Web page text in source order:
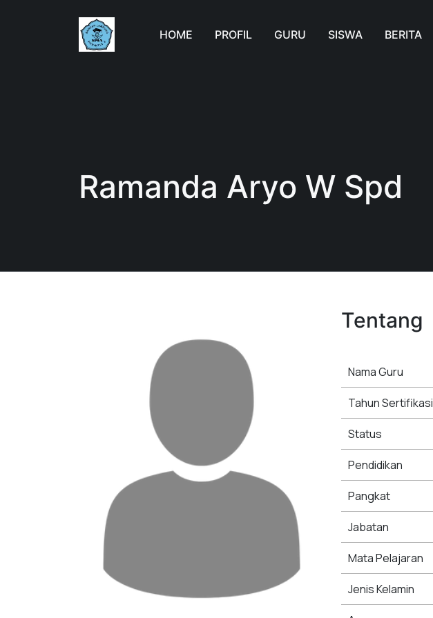
HOME PROFIL GURU SISWA BERITA
Ramanda Aryo W Spd
Tentang
Nama Guru
Tahun Sertifikasi
Status
Pendidikan
Pangkat
Jabatan
Mata Pelajaran
Jenis Kelamin